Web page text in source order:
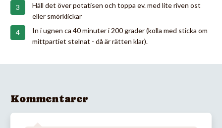
Häll det över potatisen och toppa ev. med lite riven ost
eller smörklickar
In i ugnen ca 40 minuter i 200 grader (kolla med sticka om
mittpartiet stelnat - då är rätten klar).
Kommentarer